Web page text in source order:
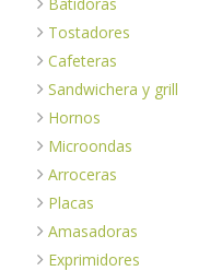
Tostadores
Cafeteras
Sandwichera y grill
Hornos
Microondas
Arroceras
Placas
Amasadoras
Exprimidores